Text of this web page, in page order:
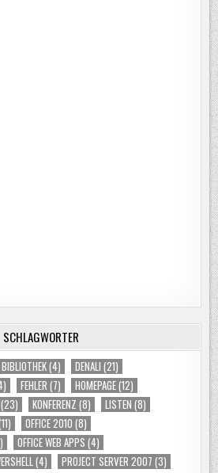
SCHLAGWÖRTER
BIBLIOTHEK(4) DENALI (21)
FEHLER (7) HOMEPAGE(12)
(23) KONFERENZ (8) LISTEN (8)
OFFICE 2010 (8)
OFFICE WEB APPS (4)
(4) PROJECT SERVER 2007 (3)